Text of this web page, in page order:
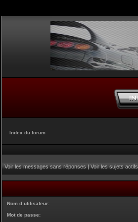
Index du forum
Voir les messages sans réponses|Voir les sujets actifs
Nom d’utilisateur:
Mot de passe: